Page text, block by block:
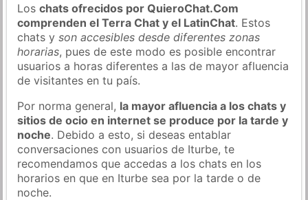
Loschats ofrecidos por QuieroChat.Com
comprenden el Terra Chat y el LatinChat. Estos
chats yson accesibles desde diferentes zonas
horarias, pues de este modo es posible encontrar
usuarios a horas diferentes a las de mayor afluencia
de visitantes en tu país.
Por norma general, la mayor afluencia a los chats y
sitios de ocio en internet se produce por la tarde y
noche. Debido a esto, si deseas entablar
conversaciones con usuarios de Iturbe, te
recomendamos que accedas a los chats en los
horarios en que en Iturbe sea por la tarde o de
noche.